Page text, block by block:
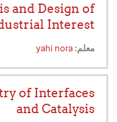
and Design of
Interest
معلم: yahi nora
of Interfaces
and Catalysis